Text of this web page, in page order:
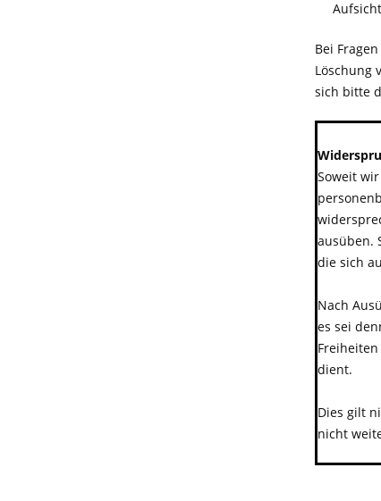
Bei
Löschung
sich bitte
Soweit
ausüben.
die sich
Nach
es sei
dient.
Dies gilt
nicht